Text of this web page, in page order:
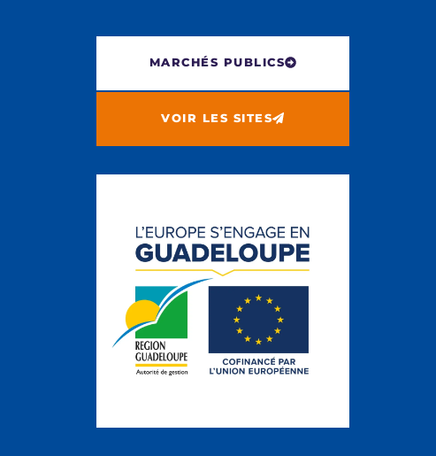
MARCHÉS PUBLICS
VOIR LES SITES